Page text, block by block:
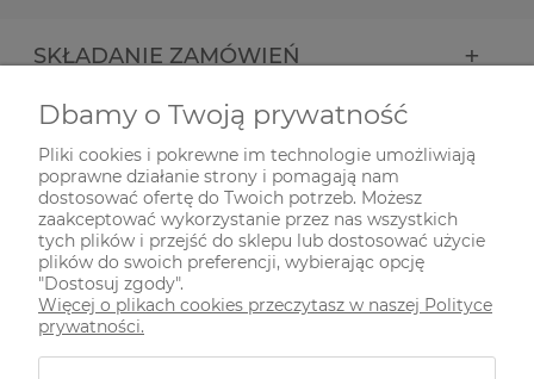
SKŁADANIE ZAMÓWIEŃ
INFORMACJE
ODWIEDŹ NAS NA
Dbamy o Twoją prywatność
Pliki cookies i pokrewne im technologie umożliwiają
poprawne działanie strony i pomagają nam
dostosować ofertę do Twoich potrzeb. Możesz
zaakceptować wykorzystanie przez nas wszystkich
tych plików i przejść do sklepu lub dostosować użycie
plików do swoich preferencji, wybierając opcję
"Dostosuj zgody".
Więcej o plikach cookies przeczytasz w naszej Polityce
prywatności.